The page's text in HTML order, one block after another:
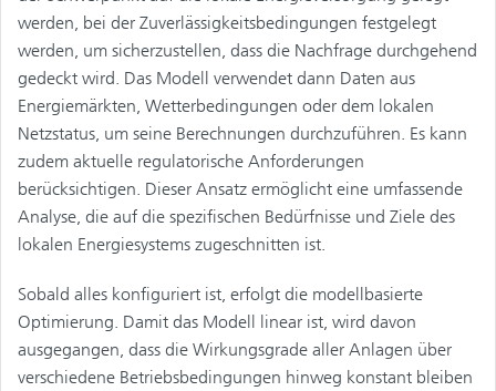
werden, bei der Zuverlässigkeitsbedingungen festgelegt
werden, um sicherzustellen, dass die Nachfrage durchgehend
gedeckt wird. Das Modell verwendet dann Daten aus
Energiemärkten, Wetterbedingungen oder dem lokalen
Netzstatus, um seine Berechnungen durchzuführen. Es kann
zudem aktuelle regulatorische Anforderungen
berücksichtigen. Dieser Ansatz ermöglicht eine umfassende
Analyse, die auf die spezifischen Bedürfnisse und Ziele des
lokalen Energiesystems zugeschnitten ist.
Sobald alles konfiguriert ist, erfolgt die modellbasierte
Optimierung. Damit das Modell linear ist, wird davon
ausgegangen, dass die Wirkungsgrade aller Anlagen über
verschiedene Betriebsbedingungen hinweg konstant bleiben